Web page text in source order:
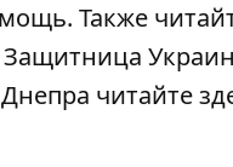
. Также
Защитница
читайте